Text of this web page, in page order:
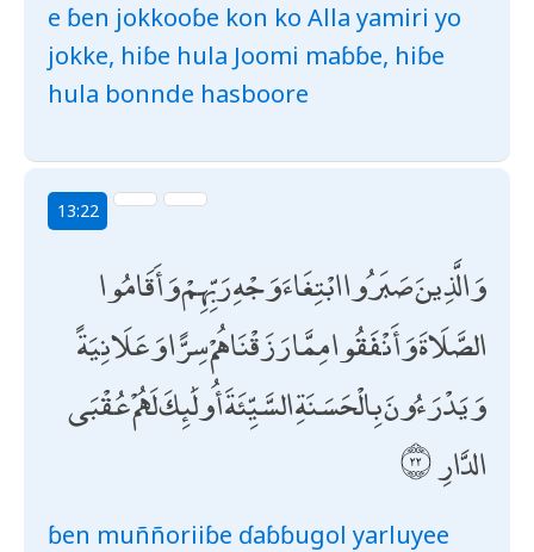
e ɓen jokkooɓe kon ko Alla yamiri yo
jokke, hiɓe hula Joomi maɓɓe, hiɓe
hula bonnde hasboore
13:22
وَالَّذِينَ صَبَرُوا ابْتِغَاءَ وَجْهِ رَبِّهِمْ وَأَقَامُوا
الصَّلَاةَ وَأَنْفَقُوا مِمَّا رَزَقْنَاهُمْ سِرًّا وَعَلَانِيَةً
وَيَدْرَءُونَ بِالْحَسَنَةِ السَّيِّئَةَ أُولَٰئِكَ لَهُمْ عُقْبَى
الدَّارِ
ɓen muññoriiɓe ɗaɓɓugol yarluyee